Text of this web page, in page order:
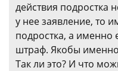
действия подростка
у нее заявление, то
подростка, а именно
штраф. Якобы именно
Так ли это? И что